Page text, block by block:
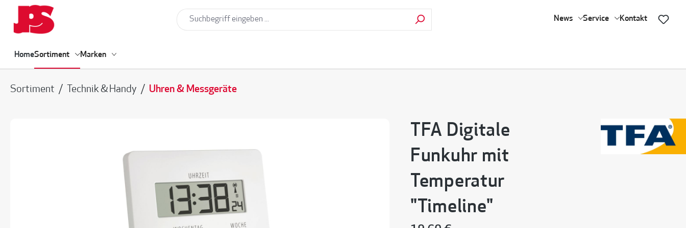
Zur Hauptnavigation springen
News
Service Kontakt
HomeSortiment Marken
Sortiment / Technik & Handy / Uhren & Messgeräte
TFA Digitale
Funkuhr mit
Temperatur
"Timeline"